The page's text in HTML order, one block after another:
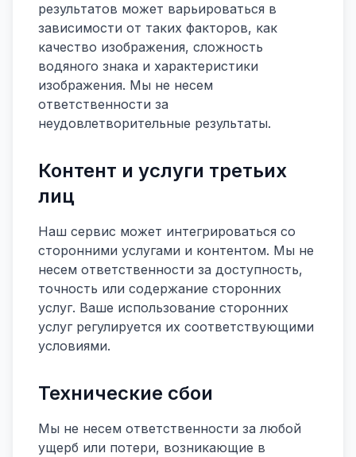
результатов может варьироваться в
зависимости от таких факторов, как
качество изображения, сложность
водяного знака и характеристики
изображения. Мы не несем
ответственности за
неудовлетворительные результаты.
Контент и услуги третьих
лиц
Наш сервис может интегрироваться со
сторонними услугами и контентом. Мы не
несем ответственности за доступность,
точность или содержание сторонних
услуг. Ваше использование сторонних
услуг регулируется их соответствующими
условиями.
Технические сбои
Мы не несем ответственности за любой
ущерб или потери, возникающие в